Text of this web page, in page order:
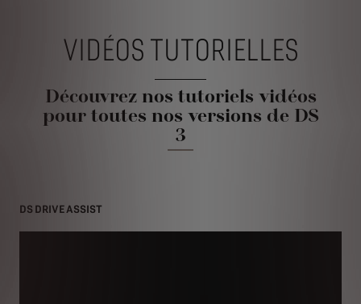
VIDÉOS TUTORIELLES
Découvrez nos tutoriels vidéos
pour toutes nos versions de DS
3
DS DRIVE ASSIST